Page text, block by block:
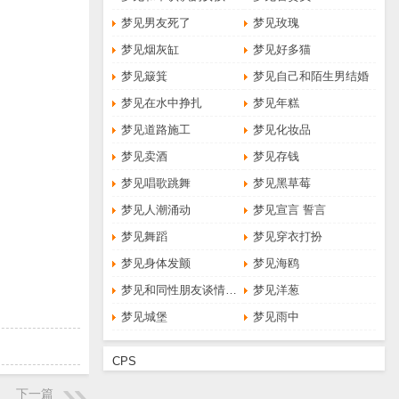
梦见男友死了
梦见玫瑰
梦见烟灰缸
梦见好多猫
梦见簸箕
梦见自己和陌生男结婚
梦见在水中挣扎
梦见年糕
梦见道路施工
梦见化妆品
梦见卖酒
梦见存钱
梦见唱歌跳舞
梦见黑草莓
梦见人潮涌动
梦见宣言 誓言
梦见舞蹈
梦见穿衣打扮
梦见身体发颤
梦见海鸥
梦见和同性朋友谈情说爱
梦见洋葱
梦见城堡
梦见雨中
CPS
下一篇